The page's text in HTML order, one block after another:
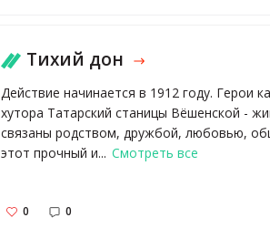
Тихий дон
Действие начинается в 1912 году. Герои
хутора Татарский станицы Вёшенской -
связаны родством, дружбой, любовью,
этот прочный и... Смотреть все
0 0